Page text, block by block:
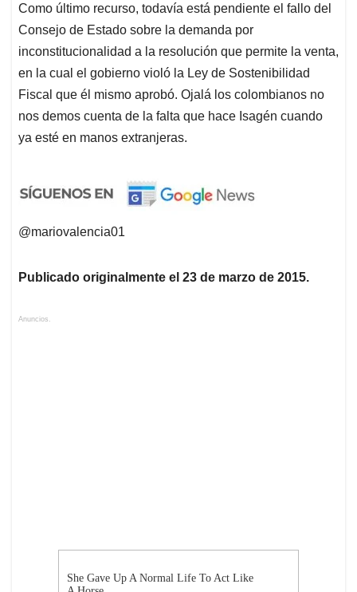
Como último recurso, todavía está pendiente el fallo del
Consejo de Estado sobre la demanda por
inconstitucionalidad a la resolución que permite la venta,
en la cual el gobierno violó la Ley de Sostenibilidad
Fiscal que él mismo aprobó. Ojalá los colombianos no
nos demos cuenta de la falta que hace Isagén cuando
ya esté en manos extranjeras.
@mariovalencia01
Publicado originalmente el 23 de marzo de 2015.
Anuncios.